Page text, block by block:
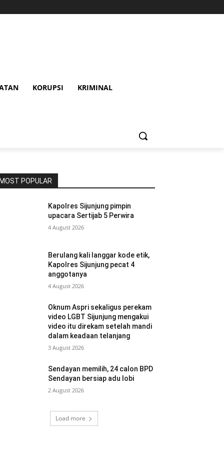
KORUPSI KRIMINAL
MOST POPULAR
Kapolres Sijunjung pimpin
upacara Sertijab 5 Perwira
4 August 2026
Berulang kali langgar kode etik,
Kapolres Sijunjung pecat 4
anggotanya
4 August 2026
Oknum Aspri sekaligus perekam
video LGBT Sijunjung mengakui
video itu direkam setelah mandi
dalam keadaan telanjang
3 August 2026
Sendayan memilih, 24 calon BPD
Sendayan bersiap adu lobi
2 August 2026
Load more